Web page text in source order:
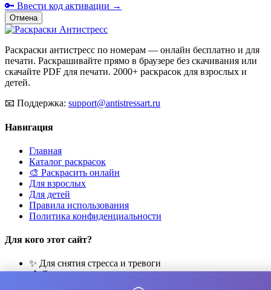
🔑 Ввести код активации →
Отмена
Раскраски антистресс по номерам — онлайн бесплатно и для
печати. Раскрашивайте прямо в браузере без скачивания или
скачайте PDF для печати. 2000+ раскрасок для взрослых и
детей.
📧 Поддержка: support@antistressart.ru
Навигация
Главная
Каталог раскрасок
🎨 Раскрасить онлайн
Для взрослых
Для детей
Правила использования
Политика конфиденциальности
Для кого этот сайт?
✨ Для снятия стресса и тревоги
🎨 Для развития креативности
🧘 Для медитации и расслабления